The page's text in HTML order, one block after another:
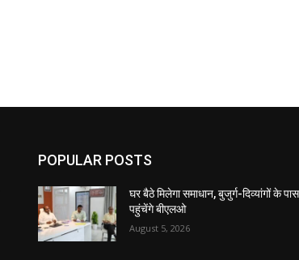
POPULAR POSTS
घर बैठे मिलेगा समाधान, बुजुर्ग-दिव्यांगों के पास
पहुंचेंगे बीएलओ
August 5, 2026